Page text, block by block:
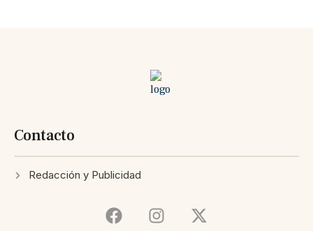
Contacto
Redacción y Publicidad